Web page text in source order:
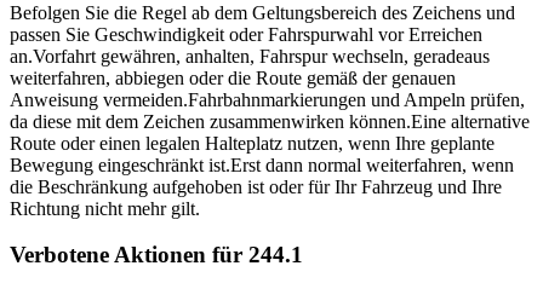
Befolgen Sie die Regel ab dem Geltungsbereich des Zeichens und
passen Sie Geschwindigkeit oder Fahrspurwahl vor Erreichen
an.Vorfahrt gewähren, anhalten, Fahrspur wechseln, geradeaus
weiterfahren, abbiegen oder die Route gemäß der genauen
Anweisung vermeiden.Fahrbahnmarkierungen und Ampeln prüfen,
da diese mit dem Zeichen zusammenwirken können.Eine alternative
Route oder einen legalen Halteplatz nutzen, wenn Ihre geplante
Bewegung eingeschränkt ist.Erst dann normal weiterfahren, wenn
die Beschränkung aufgehoben ist oder für Ihr Fahrzeug und Ihre
Richtung nicht mehr gilt.
Verbotene Aktionen für 244.1